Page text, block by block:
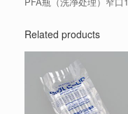
Related products